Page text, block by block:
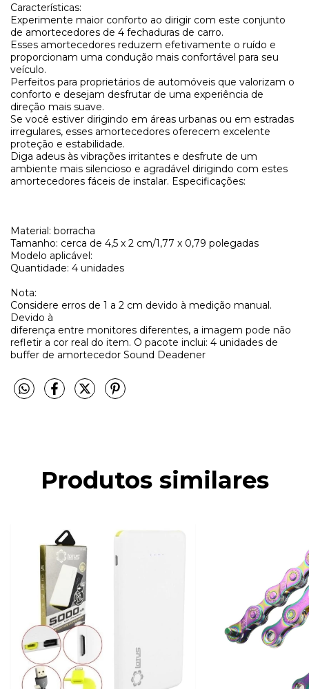
Características:
Experimente maior conforto ao dirigir com este conjunto
de amortecedores de 4 fechaduras de carro.
Esses amortecedores reduzem efetivamente o ruído e
proporcionam uma condução mais confortável para seu
veículo.
Perfeitos para proprietários de automóveis que valorizam o
conforto e desejam desfrutar de uma experiência de
direção mais suave.
Se você estiver dirigindo em áreas urbanas ou em estradas
irregulares, esses amortecedores oferecem excelente
proteção e estabilidade.
Diga adeus às vibrações irritantes e desfrute de um
ambiente mais silencioso e agradável dirigindo com estes
amortecedores fáceis de instalar. Especificações:
Material: borracha
Tamanho: cerca de 4,5 x 2 cm/1,77 x 0,79 polegadas
Modelo aplicável:
Quantidade: 4 unidades
Nota:
Considere erros de 1 a 2 cm devido à medição manual.
Devido à
diferença entre monitores diferentes, a imagem pode não
refletir a cor real do item. O pacote inclui: 4 unidades de
buffer de amortecedor Sound Deadener
Produtos similares